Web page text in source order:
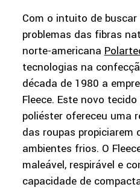
Com o intuito de
problemas das fibras
norte-americana
tecnologias na
década de 1980 a
Fleece. Este novo
poliéster ofereceu uma
das roupas
ambientes frios. O
maleável, respirável e
capacidade de